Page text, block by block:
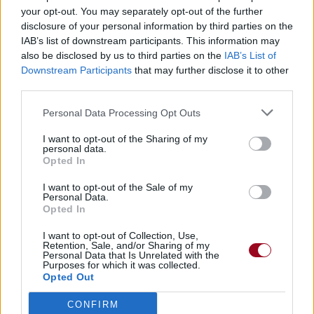
your opt-out. You may separately opt-out of the further
disclosure of your personal information by third parties on the
IAB’s list of downstream participants. This information may
also be disclosed by us to third parties on the IAB’s List of
Downstream Participants that may further disclose it to other
Personal Data Processing Opt Outs
I want to opt-out of the Sharing of my
personal data.
Opted In
I want to opt-out of the Sale of my
Personal Data.
Opted In
I want to opt-out of Collection, Use,
Retention, Sale, and/or Sharing of my
Personal Data that Is Unrelated with the
Purposes for which it was collected.
Opted Out
CONFIRM